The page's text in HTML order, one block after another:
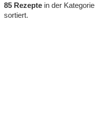
85 Rezeptein der Kategorie
sortiert.